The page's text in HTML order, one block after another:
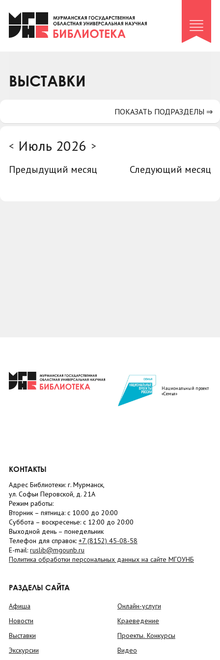
Клуб «Гиря и сельдерей»
Клуб «Семейный архив»
Коллегам
ВЫСТАВКИ
< Июль 2026 >
Предыдущий месяц
Следующий месяц
ПОКАЗАТЬ ПОДРАЗДЕЛЫ ⇒
Национальный проект
«Семья»
КОНТАКТЫ
Адрес Библиотеки: г. Мурманск,
ул. Софьи Перовской, д. 21А
Режим работы:
Вторник – пятница: с 10:00 до 20:00
Суббота – воскресенье: c 12:00 до 20:00
Выходной день – понедельник
Телефон для справок: +7 (8152) 45-08-58
E-mail: ruslib@mgounb.ru
Политика обработки персональных данных на сайте МГОУНБ
РАЗДЕЛЫ САЙТА
Афиша
Новости
Выставки
Экскурсии
Онлайн-услуги
Краеведение
Проекты. Конкурсы
Видео